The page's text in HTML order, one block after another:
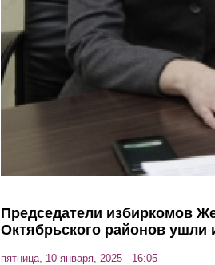
Председатели избиркомов
Октябрьского районов ушли
пятница, 10 января, 2025 - 16:05